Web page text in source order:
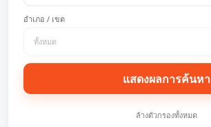
อำเภอ / เขต
แสดงผลการค้นหา
ล้างตัวกรองทั้งหมด